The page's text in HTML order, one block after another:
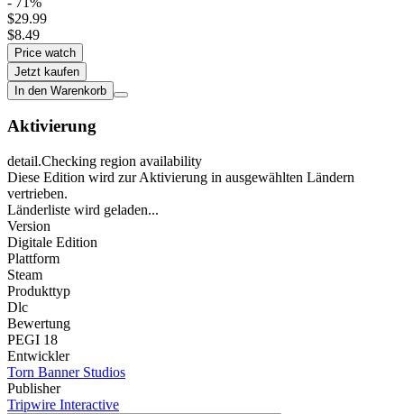
$29.99
$8.49
Price watch
Jetzt kaufen
In den Warenkorb
Aktivierung
detail.Checking region availability
Diese Edition wird zur Aktivierung in ausgewählten Ländern
vertrieben.
Länderliste wird geladen...
Version
Digitale Edition
Plattform
Steam
Produkttyp
Dlc
Bewertung
PEGI 18
Entwickler
Torn Banner Studios
Publisher
Tripwire Interactive